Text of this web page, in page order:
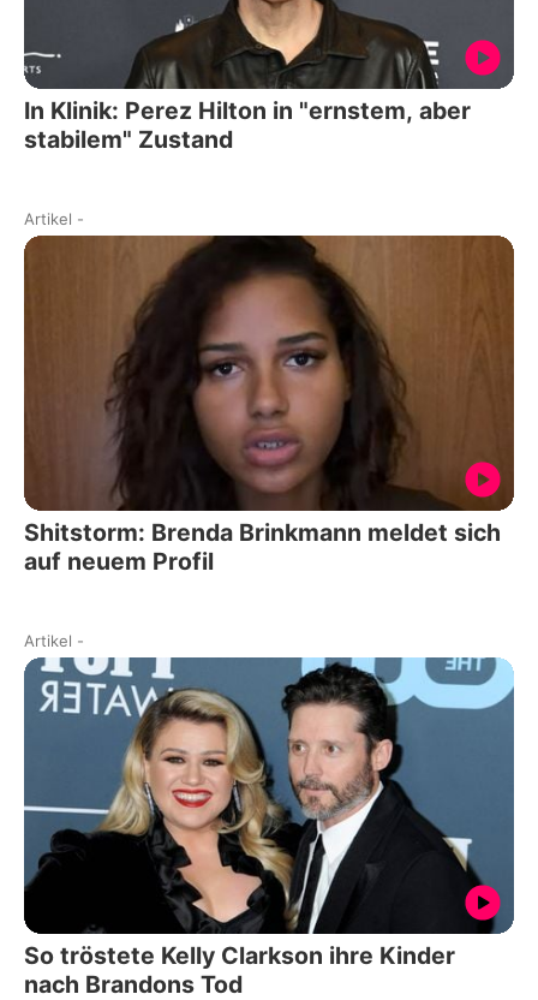
In Klinik: Perez Hilton in "ernstem, aber
stabilem" Zustand
Artikel -
Shitstorm: Brenda Brinkmann meldet sich
auf neuem Profil
Artikel -
So tröstete Kelly Clarkson ihre Kinder
nach Brandons Tod